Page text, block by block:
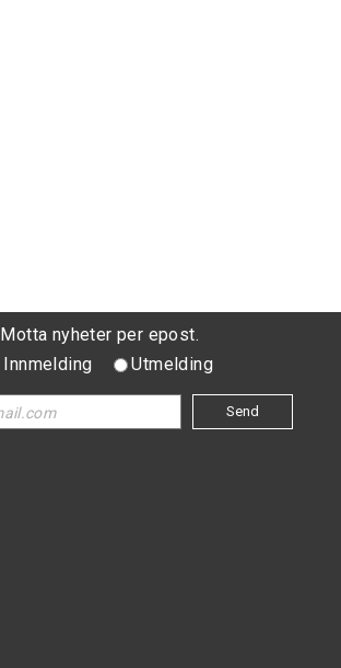
Motta nyheter per epost.
Innmelding
Utmelding